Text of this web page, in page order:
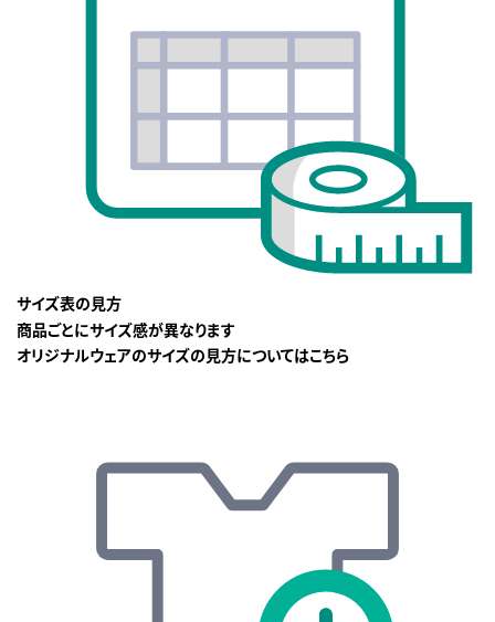
サイズ表の見方
商品ごとにサイズ感が異なります
オリジナルウェアのサイズの見方についてはこちら